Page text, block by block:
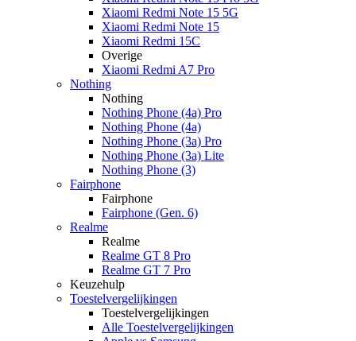
Xiaomi Redmi Note 15 5G
Xiaomi Redmi Note 15
Xiaomi Redmi 15C
Overige
Xiaomi Redmi A7 Pro
Nothing
Nothing
Nothing Phone (4a) Pro
Nothing Phone (4a)
Nothing Phone (3a) Pro
Nothing Phone (3a) Lite
Nothing Phone (3)
Fairphone
Fairphone
Fairphone (Gen. 6)
Realme
Realme
Realme GT 8 Pro
Realme GT 7 Pro
Keuzehulp
Toestelvergelijkingen
Toestelvergelijkingen
Alle Toestelvergelijkingen